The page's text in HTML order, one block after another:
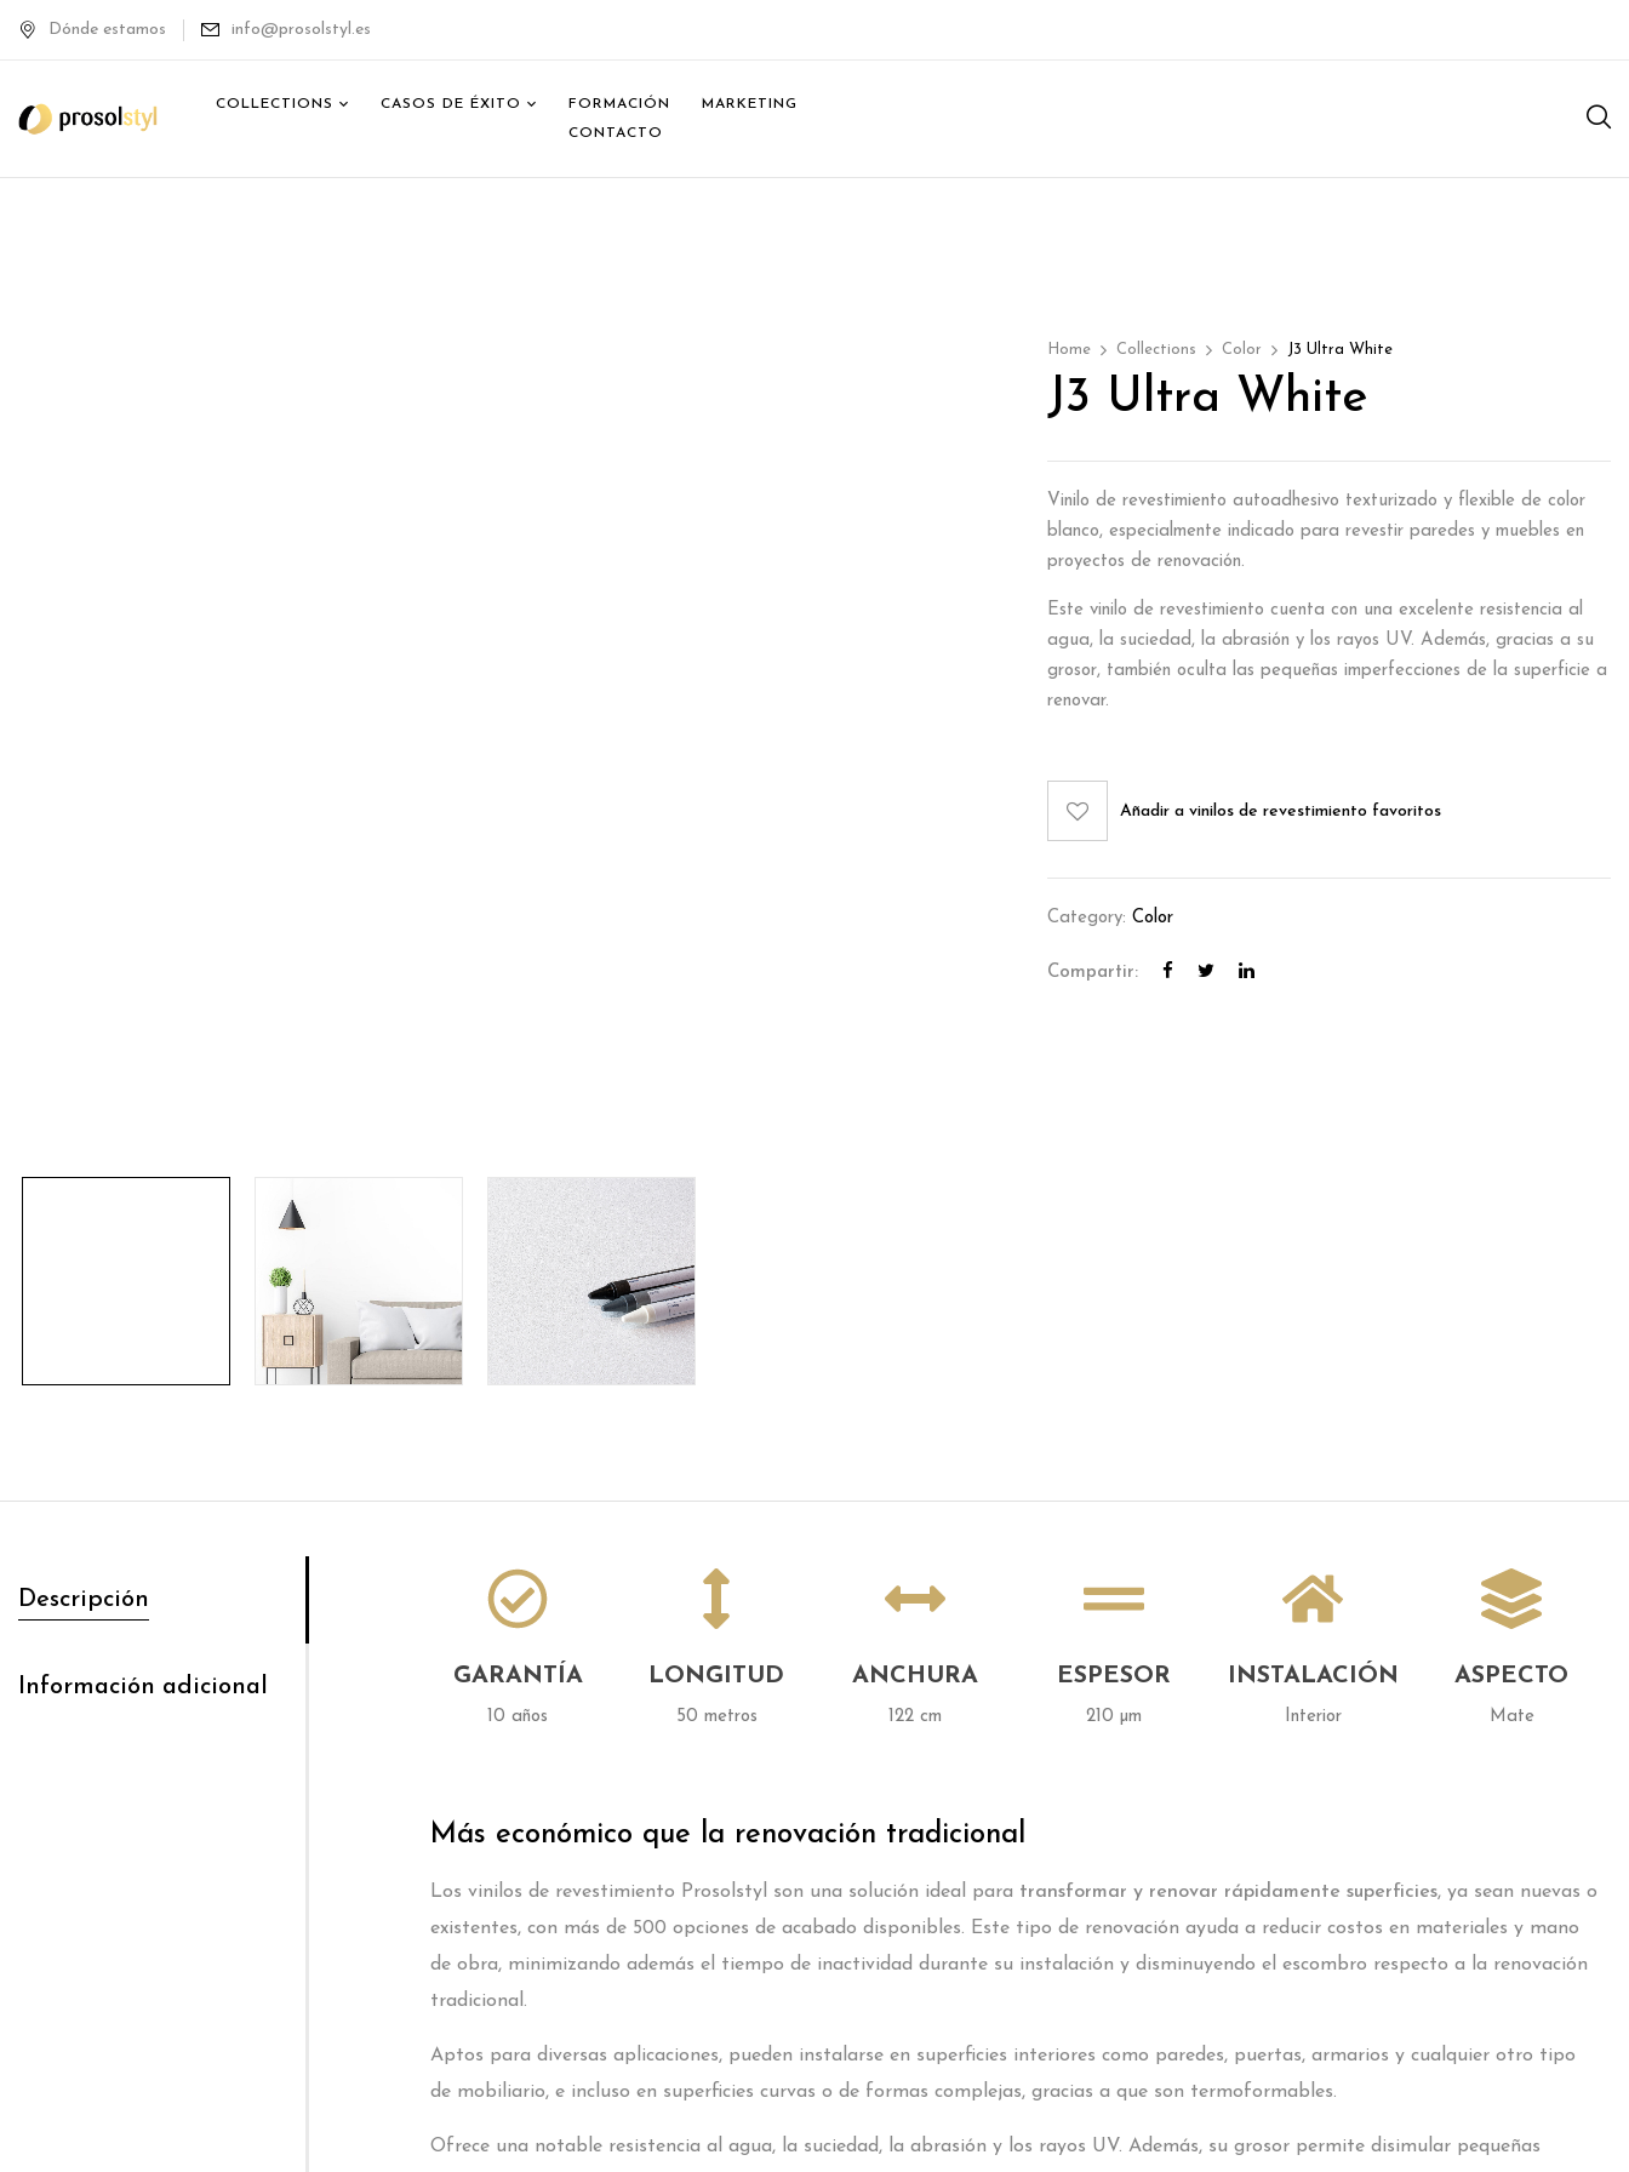
Dónde estamos info@prosolstyl.es
COLLECTIONS CASOS DE ÉXITO FORMACIÓN
MARKETING
CONTACTO
Home Collections Color J3 Ultra White
J3 Ultra White
Vinilo de revestimiento autoadhesivo texturizado y flexible de color
blanco, especialmente indicado para revestir paredes y muebles en
proyectos de renovación.
Este vinilo de revestimiento cuenta con una excelente resistencia al
agua, la suciedad, la abrasión y los rayos UV. Además, gracias a su
grosor, también oculta las pequeñas imperfecciones de la superficie a
renovar.
Añadir a vinilos de revestimiento favoritos
Category: Color
Compartir:
Descripción
Información adicional GARANTÍA
10 años
LONGITUD
50 metros
ANCHURA
122 cm
ESPESOR
210 µm
INSTALACIÓN
Interior
ASPECTO
Mate
Más económico que la renovación tradicional
Los vinilos de revestimiento Prosolstyl son una solución ideal para transformar y renovar rápidamente superficies, ya sean nuevas o
existentes, con más de 500 opciones de acabado disponibles. Este tipo de renovación ayuda a reducir costos en materiales y mano
de obra, minimizando además el tiempo de inactividad durante su instalación y disminuyendo el escombro respecto a la renovación
tradicional.
Aptos para diversas aplicaciones, pueden instalarse en superficies interiores como paredes, puertas, armarios y cualquier otro tipo
de mobiliario, e incluso en superficies curvas o de formas complejas, gracias a que son termoformables.
Ofrece una notable resistencia al agua, la suciedad, la abrasión y los rayos UV. Además, su grosor permite disimular pequeñas